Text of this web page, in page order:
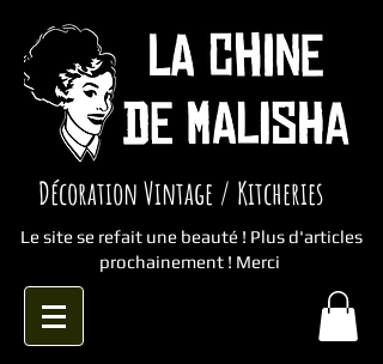
Décoration Vintage / Kitcheries
Le site se refait une beauté ! Plus d'articles
prochainement ! Merci